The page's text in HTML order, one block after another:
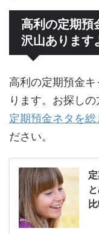
高利の定期預
沢山あります
高利の定期預金
ります。お探し
定期預金ネタを
ださい。